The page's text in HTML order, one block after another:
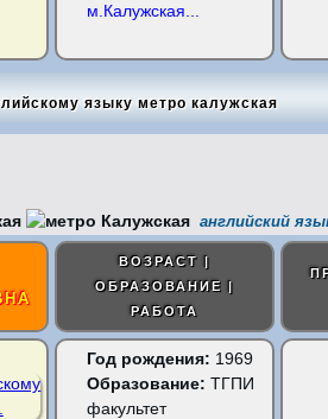
м.Калужская
языку метро калужская
английский
ВОЗРАСТ |
ОБРАЗОВАНИЕ |
РАБОТА
Год рождения: 1969
Образование: ТГПИ
факультет